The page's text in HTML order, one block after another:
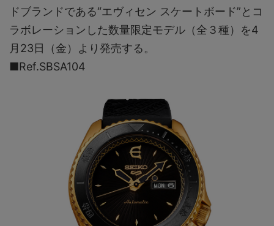
ドブランドである“エヴィセン スケートボード”とコ
ラボレーションした数量限定モデル（全３種）を4
月23日（金）より発売する。
■Ref.SBSA104